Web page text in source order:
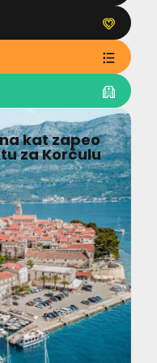
kat zapeo
za Korčulu